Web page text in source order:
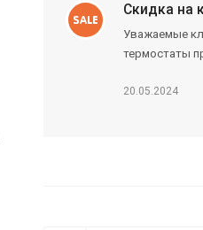
Скидка на
Уважаемые
термостаты
20.05.2024